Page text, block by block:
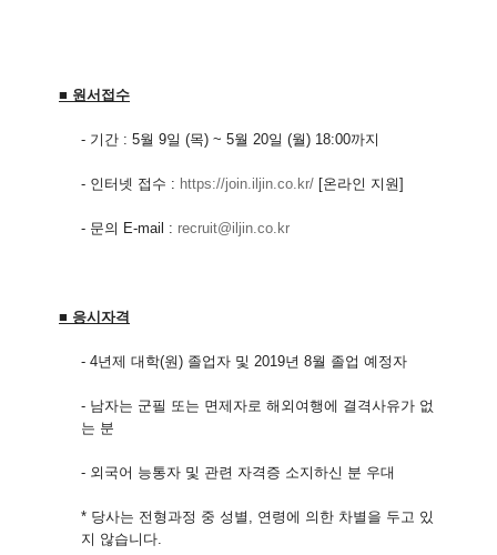
■ 원서접수
- 기간 : 5월 9일 (목) ~ 5월 20일 (월) 18:00까지
- 인터넷 접수 : https://join.iljin.co.kr/ [온라인 지원]
- 문의 E-mail : recruit@iljin.co.kr
■ 응시자격
- 4년제 대학(원) 졸업자 및 2019년 8월 졸업 예정자
- 남자는 군필 또는 면제자로 해외여행에 결격사유가 없
는 분
- 외국어 능통자 및 관련 자격증 소지하신 분 우대
* 당사는 전형과정 중 성별, 연령에 의한 차별을 두고 있
지 않습니다.